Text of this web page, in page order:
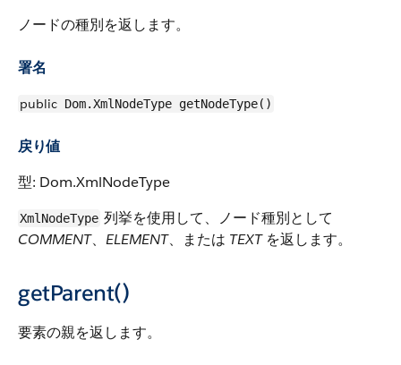
ノードの種別を返します。
署名
public Dom.XmlNodeType getNodeType()
戻り値
型: Dom.XmlNodeType
XmlNodeType 列挙を使用して、ノード種別として
COMMENT、 ELEMENT、または TEXTを返します。
getParent()
要素の親を返します。